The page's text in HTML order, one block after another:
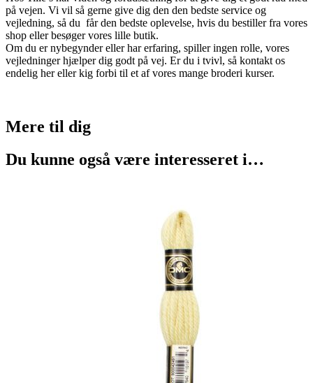
på vejen. Vi vil så gerne give dig den den bedste service og
vejledning, så du får den bedste oplevelse, hvis du bestiller fra vores
shop eller besøger vores lille butik.
Om du er nybegynder eller har erfaring, spiller ingen rolle, vores
vejledninger hjælper dig godt på vej. Er du i tvivl, så kontakt os
endelig her eller kig forbi til et af vores mange broderi kurser.
Mere til dig
Du kunne også være interesseret i…